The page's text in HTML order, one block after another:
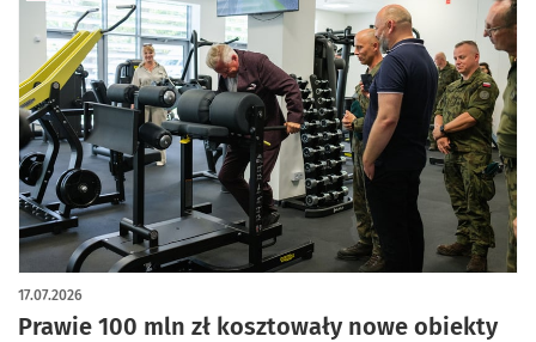
Prawie 100 mln zł kosztowały nowe obiekty
17.07.2026
artykuł z galerią zdjęć